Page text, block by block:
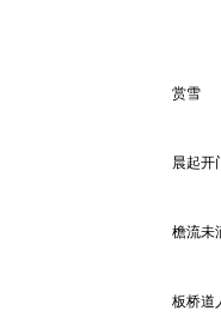
赏雪
晨起开
檐流未
板桥道